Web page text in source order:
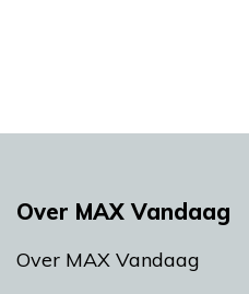
Over MAX Vandaag
Over MAX Vandaag